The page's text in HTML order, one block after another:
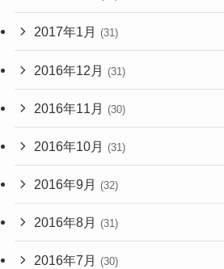
2017年1月 (31)
2016年12月 (31)
2016年11月 (30)
2016年10月 (31)
2016年9月 (32)
2016年8月 (31)
2016年7月 (30)